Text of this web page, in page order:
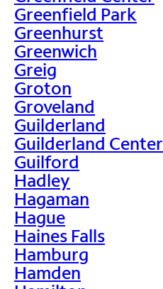
Greenfield Park
Greenhurst
Greenwich
Greig
Groton
Groveland
Guilderland
Guilderland Center
Guilford
Hadley
Hagaman
Hague
Haines Falls
Hamburg
Hamden